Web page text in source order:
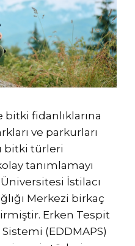
fidanlıklarına
ve parkurları
bitki türleri
tanımlamayı
İstilacı
Merkezi birkaç
Erken Tespit
(EDDMAPS)